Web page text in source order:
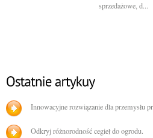
sprzedażowe, d...
Innowacyjne rozwiązanie dla przemysłu
Odkryj różnorodność cegieł do ogrodu.